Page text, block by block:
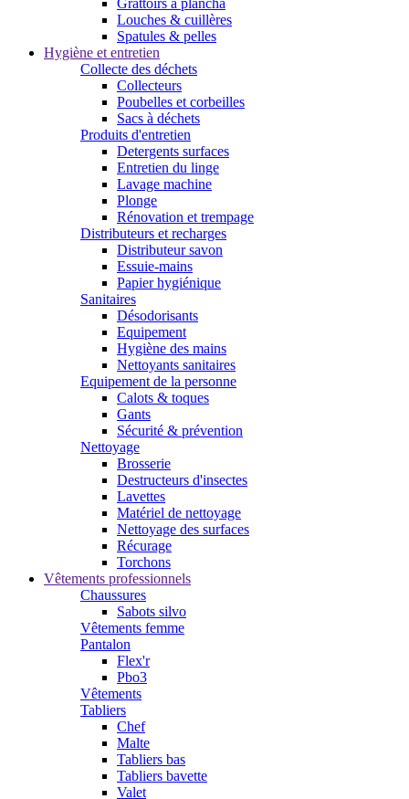
Grattoirs à plancha
Louches & cuillères
Spatules & pelles
Hygiène et entretien
Collecte des déchets
Collecteurs
Poubelles et corbeilles
Sacs à déchets
Produits d'entretien
Detergents surfaces
Entretien du linge
Lavage machine
Plonge
Rénovation et trempage
Distributeurs et recharges
Distributeur savon
Essuie-mains
Papier hygiénique
Sanitaires
Désodorisants
Equipement
Hygiène des mains
Nettoyants sanitaires
Equipement de la personne
Calots & toques
Gants
Sécurité & prévention
Nettoyage
Brosserie
Destructeurs d'insectes
Lavettes
Matériel de nettoyage
Nettoyage des surfaces
Récurage
Torchons
Vêtements professionnels
Chaussures
Sabots silvo
Vêtements femme
Pantalon
Flex'r
Pbo3
Vêtements
Tabliers
Chef
Malte
Tabliers bas
Tabliers bavette
Valet